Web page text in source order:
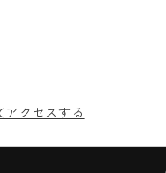
アクセスする